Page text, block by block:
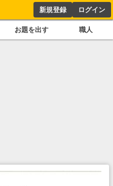
新規登録 ログイン
お題を出す 職人